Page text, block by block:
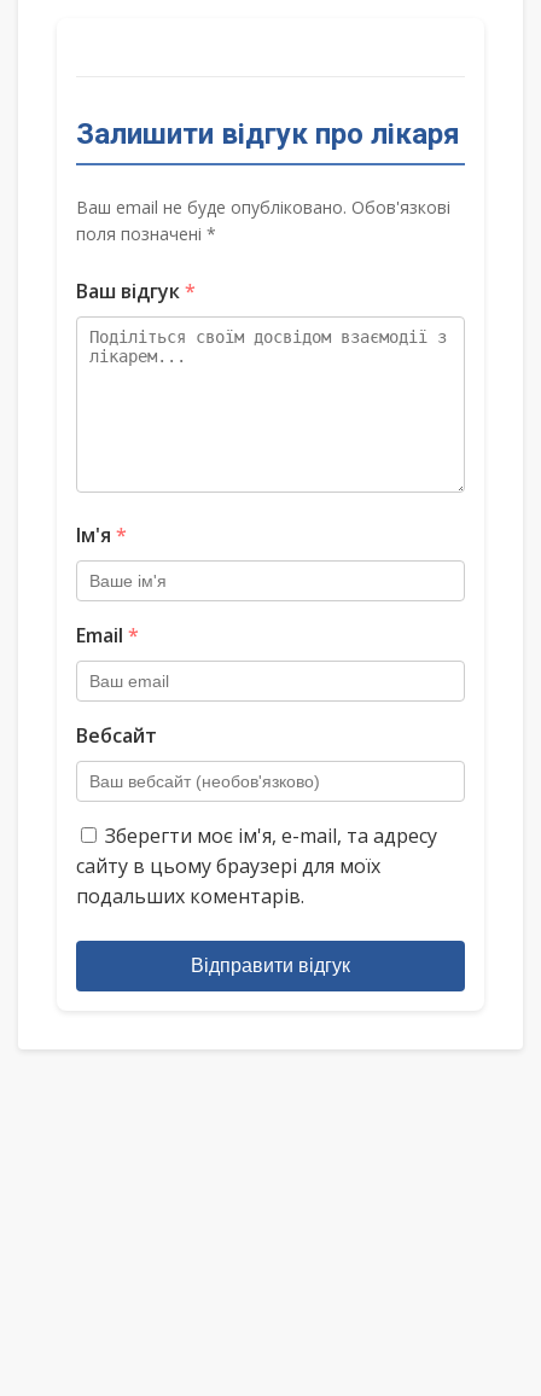
Залишити відгук про лікаря
Ваш email не буде опубліковано. Обов'язкові
поля позначені *
Ваш відгук*
Ім'я *
Email *
Вебсайт
Зберегти моє ім'я, e-mail, та адресу
сайту в цьому браузері для моїх
подальших коментарів.
Відправити відгук